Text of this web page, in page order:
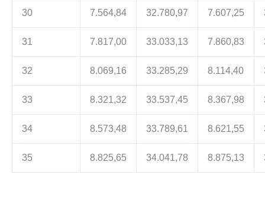
30 7.564,84 32.780,97 7.607,25
31 7.817,00 33.033,13 7.860,83
32 8.069,16 33.285,29 8.114,40
33 8.321,32 33.537,45 8.367,98
34 8.573,48 33.789,61 8.621,55
35 8.825,65 34.041,78 8.875,13